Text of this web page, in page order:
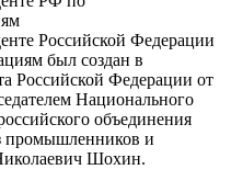
Российской Федерации
был создан в
Российской Федерации от
Национального
объединения
промышленников и
Шохин.